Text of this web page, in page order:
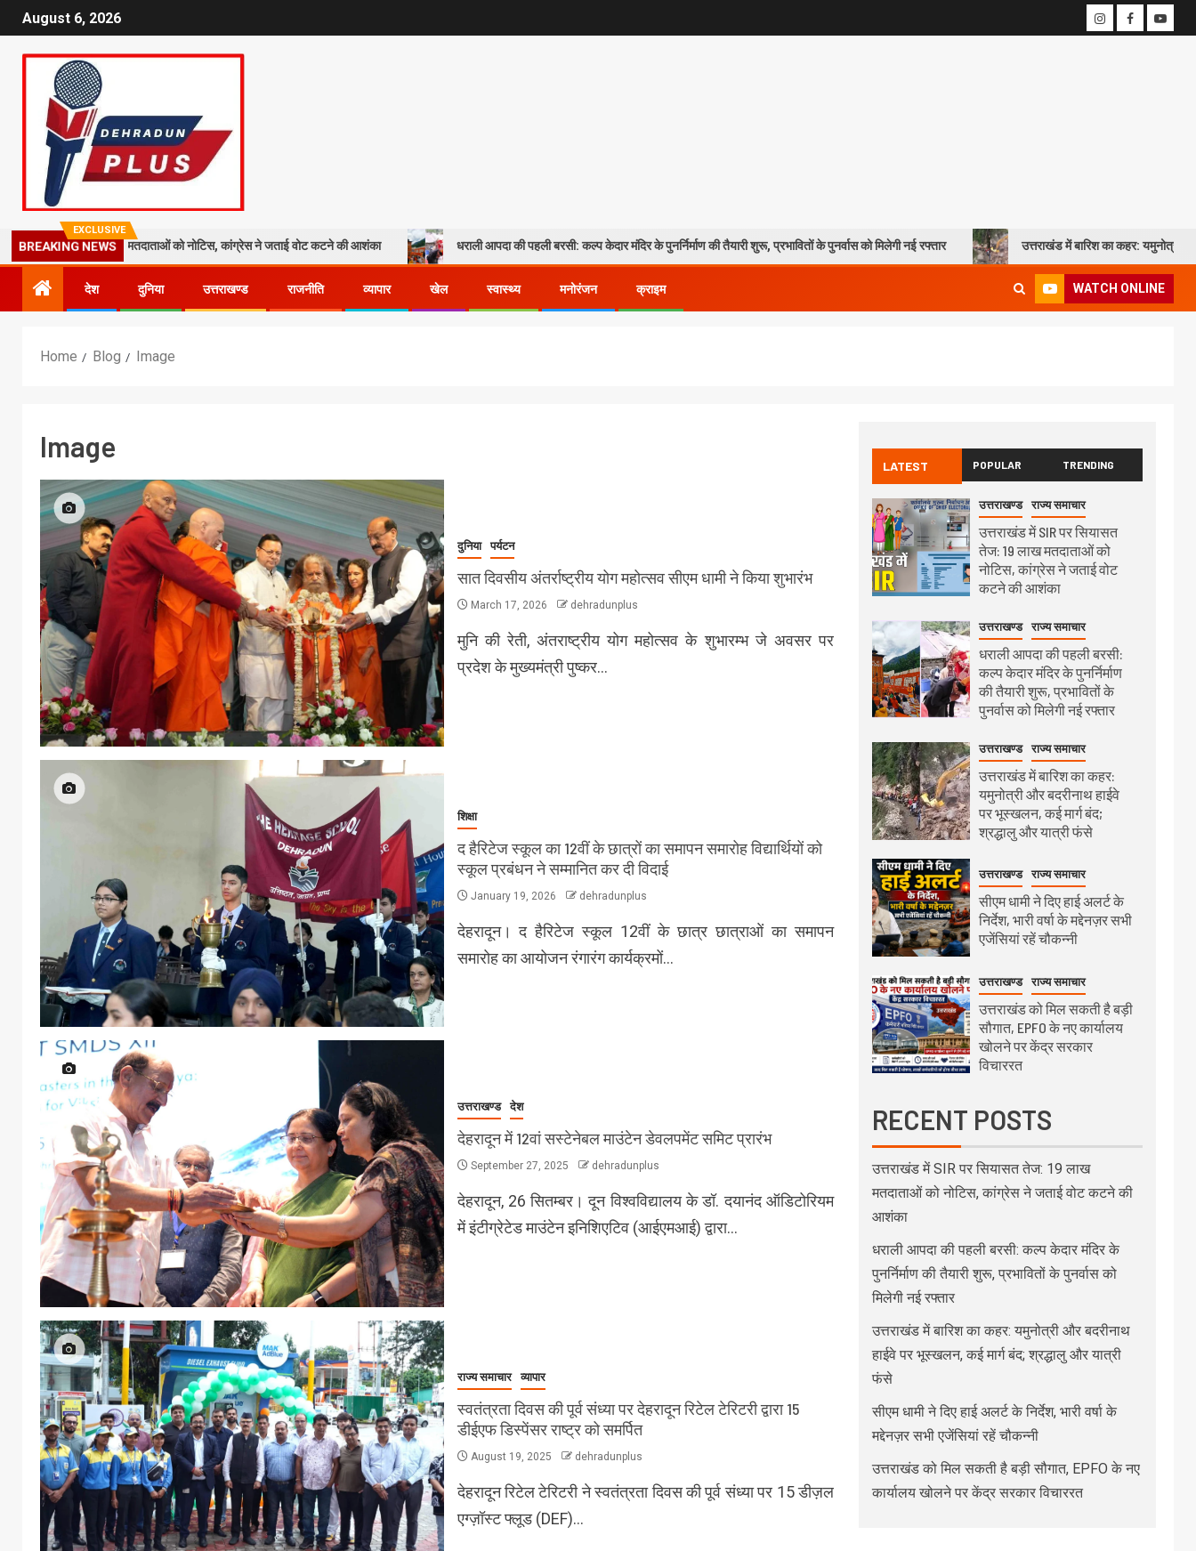
August 6, 2026
EXCLUSIVE
BREAKING NEWS
मतदाताओं को नोटिस, कांग्रेस ने जताई वोट कटने की आशंका धराली आपदा की पहली बरसी: कल्प केदार मंदिर के पुनर्निर्माण की तैयारी शुरू, प्रभावितों के पुनर्वास को मिलेगी नई रफ्तार उत्तराखंड में बारिश का कहर: यमुनोत्री और बदरीनाथ हाईवे पर
देश दुनिया उत्तराखण्ड राजनीति व्यापार खेल स्वास्थ्य मनोरंजन क्राइम WATCH ONLINE
Home Blog Image
Image
दुनिया पर्यटन
सात दिवसीय अंतर्राष्ट्रीय योग महोत्सव सीएम धामी ने किया शुभारंभ
March 17, 2026 dehradunplus
मुनि की रेती, अंतराष्ट्रीय योग महोत्सव के शुभारम्भ जे अवसर पर
प्रदेश के मुख्यमंत्री पुष्कर…
शिक्षा
द हैरिटेज स्कूल का 12वीं के छात्रों का समापन समारोह विद्यार्थियों को
स्कूल प्रबंधन ने सम्मानित कर दी विदाई
January 19, 2026 dehradunplus
देहरादून। द हैरिटेज स्कूल 12वीं के छात्र छात्राओं का समापन
समारोह का आयोजन रंगारंग कार्यक्रमों…
उत्तराखण्ड देश
देहरादून में 12वां सस्टेनेबल माउंटेन डेवलपमेंट समिट प्रारंभ
September 27, 2025 dehradunplus
देहरादून, 26 सितम्बर। दून विश्वविद्यालय के डॉ. दयानंद ऑडिटोरियम
में इंटीग्रेटेड माउंटेन इनिशिएटिव (आईएमआई) द्वारा…
राज्य समाचार व्यापार
स्वतंत्रता दिवस की पूर्व संध्या पर देहरादून रिटेल टेरिटरी द्वारा 15
डीईएफ डिस्पेंसर राष्ट्र को समर्पित
August 19, 2025 dehradunplus
देहरादून रिटेल टेरिटरी ने स्वतंत्रता दिवस की पूर्व संध्या पर 15 डीज़ल
एग्ज़ॉस्ट फ्लूड (DEF)…
LATEST POPULAR TRENDING
उत्तराखण्ड राज्य समाचार
उत्तराखंड में SIR पर सियासत
तेज: 19 लाख मतदाताओं को
नोटिस, कांग्रेस ने जताई वोट
कटने की आशंका
उत्तराखण्ड राज्य समाचार
धराली आपदा की पहली बरसी:
कल्प केदार मंदिर के पुनर्निर्माण
की तैयारी शुरू, प्रभावितों के
पुनर्वास को मिलेगी नई रफ्तार
उत्तराखण्ड राज्य समाचार
उत्तराखंड में बारिश का कहर:
यमुनोत्री और बदरीनाथ हाईवे
पर भूस्खलन, कई मार्ग बंद;
श्रद्धालु और यात्री फंसे
उत्तराखण्ड राज्य समाचार
सीएम धामी ने दिए हाई अलर्ट के
निर्देश, भारी वर्षा के मद्देनज़र सभी
एजेंसियां रहें चौकन्नी
उत्तराखण्ड राज्य समाचार
उत्तराखंड को मिल सकती है बड़ी
सौगात, EPFO के नए कार्यालय
खोलने पर केंद्र सरकार
विचाररत
RECENT POSTS
उत्तराखंड में SIR पर सियासत तेज: 19 लाख
मतदाताओं को नोटिस, कांग्रेस ने जताई वोट कटने की
आशंका
धराली आपदा की पहली बरसी: कल्प केदार मंदिर के
पुनर्निर्माण की तैयारी शुरू, प्रभावितों के पुनर्वास को
मिलेगी नई रफ्तार
उत्तराखंड में बारिश का कहर: यमुनोत्री और बदरीनाथ
हाईवे पर भूस्खलन, कई मार्ग बंद; श्रद्धालु और यात्री
फंसे
सीएम धामी ने दिए हाई अलर्ट के निर्देश, भारी वर्षा के
मद्देनज़र सभी एजेंसियां रहें चौकन्नी
उत्तराखंड को मिल सकती है बड़ी सौगात, EPFO के नए
कार्यालय खोलने पर केंद्र सरकार विचाररत